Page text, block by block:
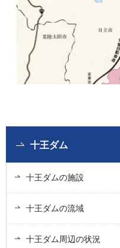
十王ダム
十王ダムの施設
十王ダムの流域
十王ダム周辺の状況